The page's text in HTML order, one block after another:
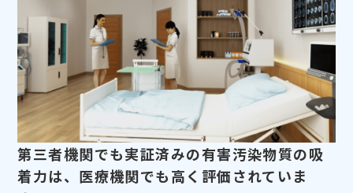
第三者機関でも実証済みの有害汚染物質の吸
着力は、医療機関でも高く評価されていま